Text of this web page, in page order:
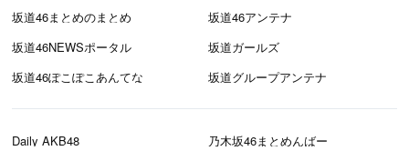
坂道46まとめのまとめ
坂道46アンテナ
坂道46NEWSポータル
坂道ガールズ
坂道46ぽこぽこあんてな
坂道グループアンテナ
Daily AKB48
乃木坂46まとめんばー